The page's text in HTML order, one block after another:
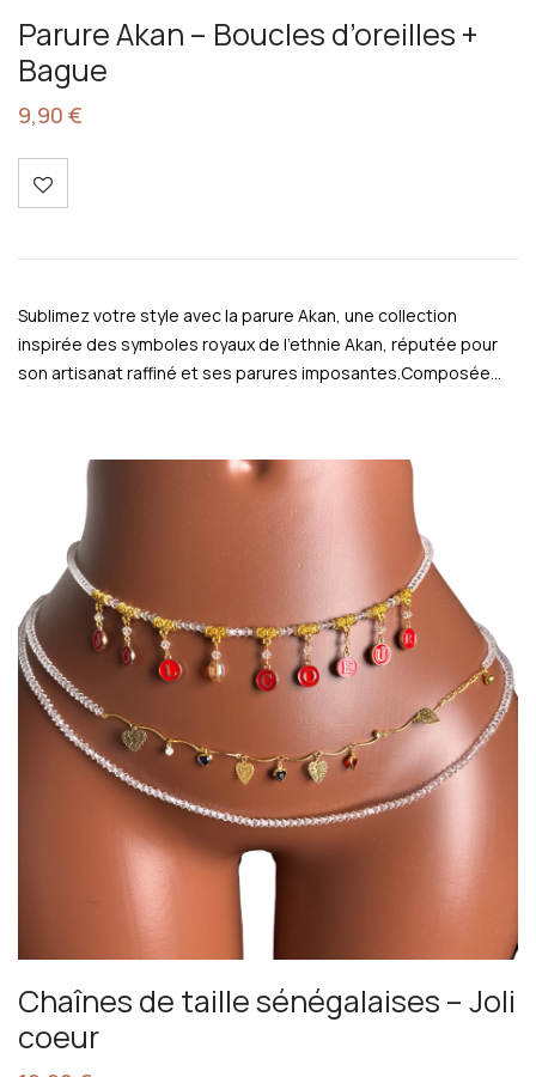
Parure Akan – Boucles d’oreilles +
Bague
9,90 €
Sublimez votre style avec la parure Akan, une collection
inspirée des symboles royaux de l’ethnie Akan, réputée pour
son artisanat raffiné et ses parures imposantes.Composée…
Chaînes de taille sénégalaises – Joli
coeur